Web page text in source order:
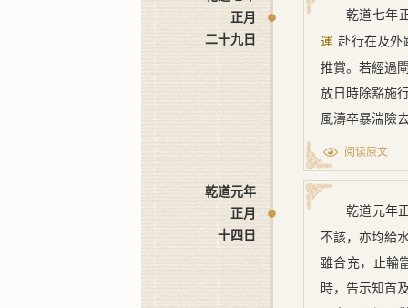
[1] 〔標點
會要〔稿〕·方域
[2] 〔標點本
是『柘湖』之誤。
正月
二十九日
乾道七年
運 赴行在及外
推賞。若經過
放日時除豁施
風濤卒暴湍險
重湖大江程限
限；募押人十
程限日子一倍
違，更不推行
阅读原文
乾道元年
正月
十四日
乾道元年
不該，亦均給
雖合充，止輪
時，告示知首